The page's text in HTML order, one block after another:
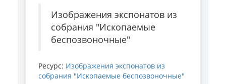
Изображения экспонатов из
собрания "Ископаемые
беспозвоночные"
Ресурс: Изображения экспонатов из
собрания "Ископаемые беспозвоночные"